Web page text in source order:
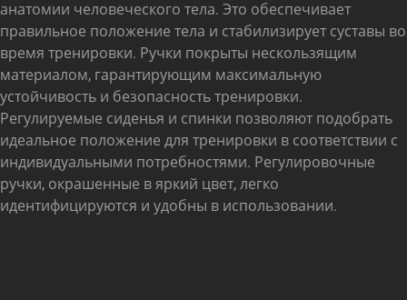
анатомии человеческого тела. Это обеспечивает
правильное положение тела и стабилизирует суставы во
время тренировки. Ручки покрыты нескользящим
материалом, гарантирующим максимальную
устойчивость и безопасность тренировки.
Регулируемые сиденья и спинки позволяют подобрать
идеальное положение для тренировки в соответствии с
индивидуальными потребностями. Регулировочные
ручки, окрашенные в яркий цвет, легко
идентифицируются и удобны в использовании.